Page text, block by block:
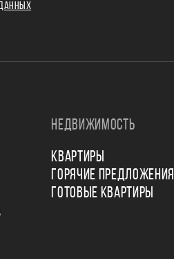
НЕДВИЖИМОСТЬ
КВАРТИРЫ
ГОРЯЧИЕ ПРЕДЛОЖЕНИЯ
ГОТОВЫЕ КВАРТИРЫ